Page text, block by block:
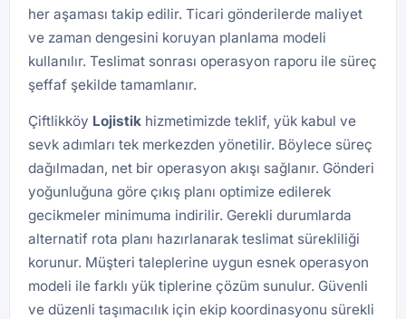
her aşaması takip edilir. Ticari gönderilerde maliyet
ve zaman dengesini koruyan planlama modeli
kullanılır. Teslimat sonrası operasyon raporu ile süreç
şeffaf şekilde tamamlanır.
Çiftlikköy Lojistik hizmetimizde teklif, yük kabul ve
sevk adımları tek merkezden yönetilir. Böylece süreç
dağılmadan, net bir operasyon akışı sağlanır. Gönderi
yoğunluğuna göre çıkış planı optimize edilerek
gecikmeler minimuma indirilir. Gerekli durumlarda
alternatif rota planı hazırlanarak teslimat sürekliliği
korunur. Müşteri taleplerine uygun esnek operasyon
modeli ile farklı yük tiplerine çözüm sunulur. Güvenli
ve düzenli taşımacılık için ekip koordinasyonu sürekli